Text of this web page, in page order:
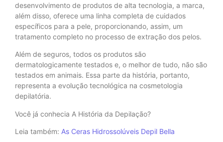
desenvolvimento de produtos de alta tecnologia, a marca,
além disso, oferece uma linha completa de cuidados
específicos para a pele, proporcionando, assim, um
tratamento completo no processo de extração dos pelos.
Além de seguros, todos os produtos são
dermatologicamente testados e, o melhor de tudo, não são
testados em animais. Essa parte da história, portanto,
representa a evolução tecnológica na cosmetologia
depilatória.
Você já conhecia A História da Depilação?
Leia também: As Ceras Hidrossolúveis Depil Bella